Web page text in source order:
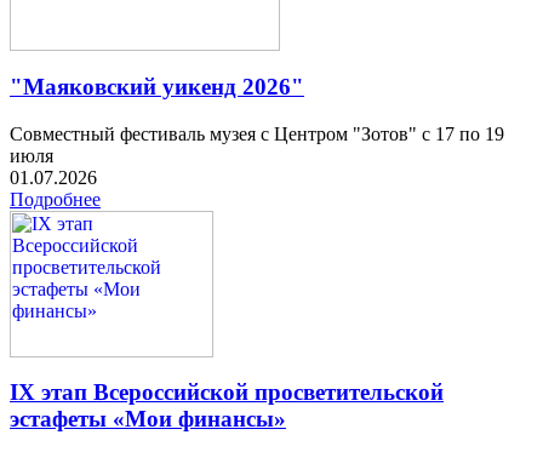
"Маяковский уикенд 2026"
Совместный фестиваль музея с Центром "Зотов" с 17 по 19
июля
01.07.2026
Подробнее
IX этап Всероссийской просветительской
эстафеты «Мои финансы»